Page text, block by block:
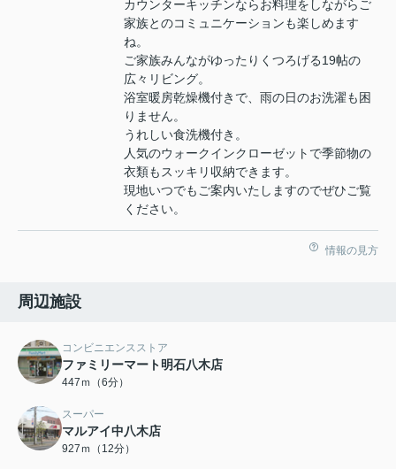
カウンターキッチンならお料理をしながらご
家族とのコミュニケーションも楽しめます
ね。
ご家族みんながゆったりくつろげる19帖の
広々リビング。
浴室暖房乾燥機付きで、雨の日のお洗濯も困
りません。
うれしい食洗機付き。
人気のウォークインクローゼットで季節物の
衣類もスッキリ収納できます。
現地いつでもご案内いたしますのでぜひご覧
ください。
情報の見方
周辺施設
コンビニエンスストア
ファミリーマート明石八木店
447ｍ（6分）
スーパー
マルアイ中八木店
927ｍ（12分）